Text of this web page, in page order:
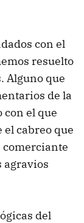
con el
resuelto
Alguno que
de la
con el que
cabreo que
agravios
del